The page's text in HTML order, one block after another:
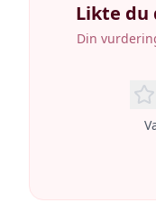
Likte du
Din